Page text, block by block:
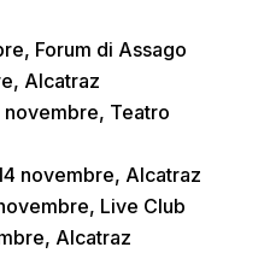
Forum di Assago
Alcatraz
novembre, Teatro
novembre, Alcatraz
Live Club
Alcatraz